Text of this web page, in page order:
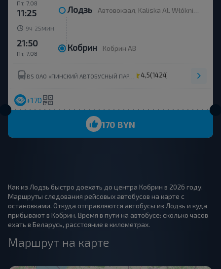
Пт, 7.08
11:25 Лодзь Автовокзал, Kaliska Al. Włókniarzy 203/205, платформа 4/5
9ч 25 мин
Пт, 7.08
21:50 Кобрин Кобрин АВ
4,5(1424)
+170
170 BYN
Как из Лодзь быстро доехать до центра Кобрин в 2026 году.
Маршруты следования рейсовых автобусов на карте с
остановками. Откуда отправляются автобусы из Лодзь и куда
прибывают в Кобрин. Время в пути на автобусе: сколько часов
ехать в Беларусь, расстояние в километрах.
Маршрут на карте